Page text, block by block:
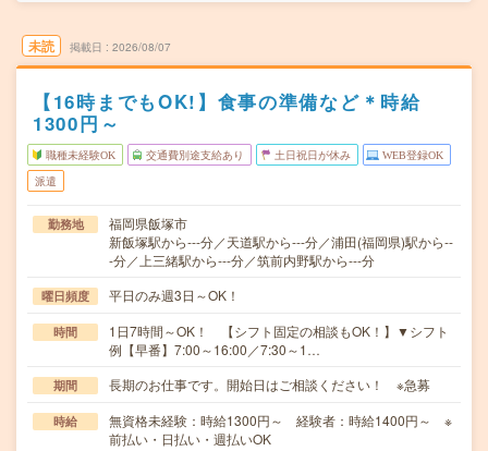
未読 掲載日 2026/08/07
【16時までもOK!】食事の準備など＊時給
1300円～
職種未経験OK 交通費別途支給あり 土日祝日が休み WEB登録OK
派遣
勤務地
福岡県飯塚市
新飯塚駅から---分／天道駅から---分／浦田(福岡県)駅から--
-分／上三緒駅から---分／筑前内野駅から---分
曜日頻度 平日のみ週3日～OK！
時間
1日7時間～OK！ 【シフト固定の相談もOK！】▼シフト
例【早番】7:00～16:00／7:30～1…
期間 長期のお仕事です。開始日はご相談ください！ ※急募
時給
無資格未経験：時給1300円～ 経験者：時給1400円～ ※
前払い・日払い・週払いOK